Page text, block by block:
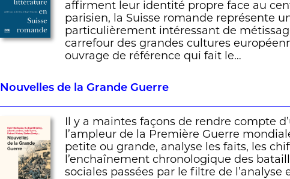
affirment leur identité propre face au
parisien, la Suisse romande représente
particulièrement intéressant de
carrefour des grandes cultures
ouvrage de référence qui fait le…
Nouvelles de la Grande Guerre
Il y a maintes façons de rendre compte
l’ampleur de la Première Guerre
petite ou grande, analyse les faits, les
l’enchaînement chronologique des
sociales passées par le filtre de l’analyse